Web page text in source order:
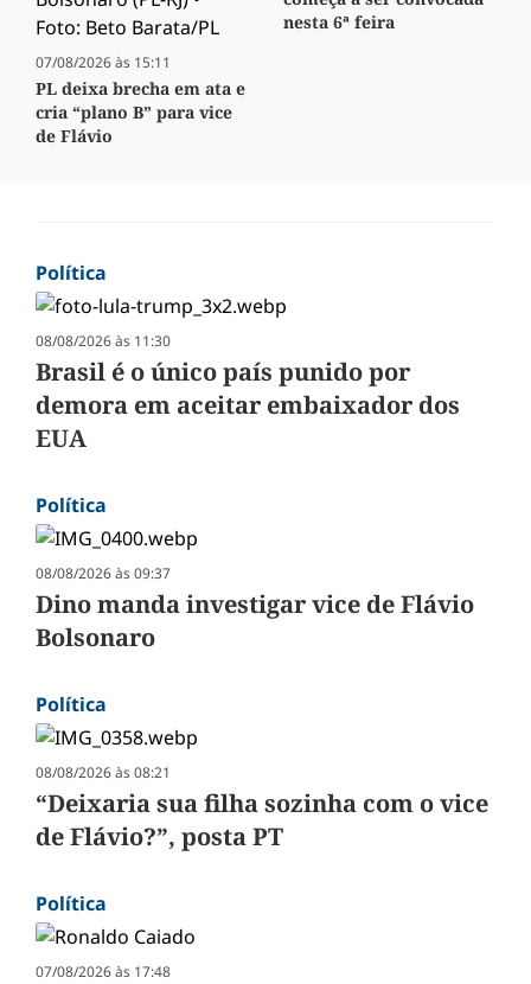
07/08/2026 às 15:11
PL deixa brecha em ata e
cria “plano B” para vice
de Flávio
nesta 6ª feira
Política
08/08/2026 às 11:30
Brasil é o único país punido por
demora em aceitar embaixador dos
EUA
Política
08/08/2026 às 09:37
Dino manda investigar vice de Flávio
Bolsonaro
Política
08/08/2026 às 08:21
“Deixaria sua filha sozinha com o vice
de Flávio?”, posta PT
Política
07/08/2026 às 17:48